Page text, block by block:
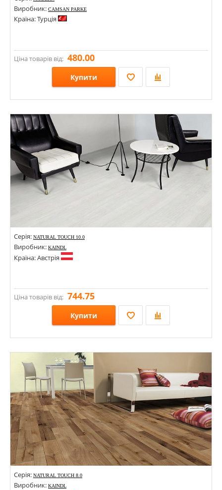
Виробник: CAMSAN PARKE
Країна: Турція
Ціна товарів від: 480.00
Купити
Розміри: 1200х192,5х8;
Стилі:
Кольори:
Серія: NATURAL TOUCH 10.0
Виробник: KAINDL
Країна: Австрія
Ціна товарів від: 744.75
Купити
Розміри: 1383х116; 1383х159; 1383х159х10;
Стилі:
Кольори:
Серія: NATURAL TOUCH 8.0
Виробник: KAINDL